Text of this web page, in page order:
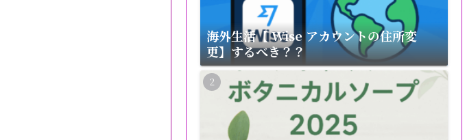
海外生活【 Wise アカウントの住所変
更】するべき？？